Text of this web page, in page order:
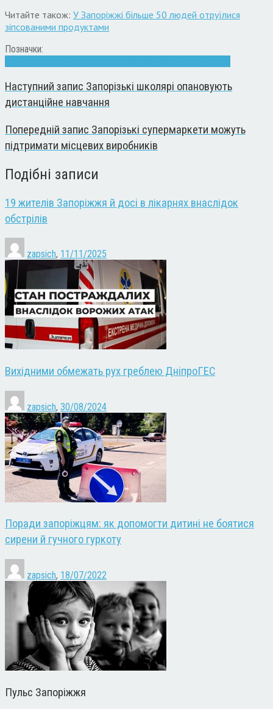
Читайте також: У Запоріжжі більше 50 людей отруїлися
зіпсованими продуктами
Позначки:
Наступний запис Запорізькі школярі опановують
дистанційне навчання
Попередній запис Запорізькі супермаркети можуть
підтримати місцевих виробників
Подібні записи
19 жителів Запоріжжя й досі в лікарнях внаслідок
обстрілів
zapsich, 11/11/2025
Вихідними обмежать рух греблею ДніпроГЕС
zapsich, 30/08/2024
Поради запоріжцям: як допомогти дитині не боятися
сирени й гучного гуркоту
zapsich, 18/07/2022
Пульс Запоріжжя